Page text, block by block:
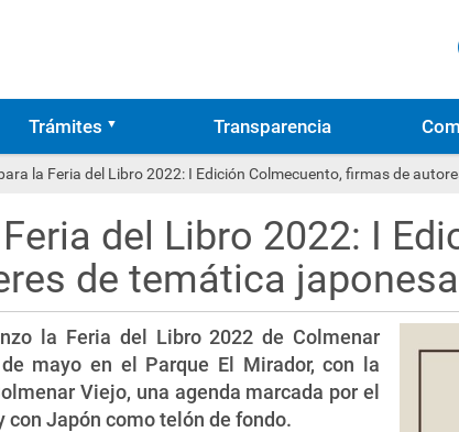
Trámites Transparencia
la Feria del Libro 2022: I Edición Colmecuento, firmas de
del Libro 2022: I
de temática japonesa
la Feria del Libro 2022 de Colmenar
mayo en el Parque El Mirador, con la
Viejo, una agenda marcada por el
Japón como telón de fondo.